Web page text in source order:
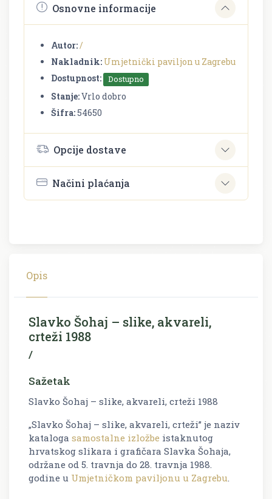
Osnovne informacije
Autor:/
Nakladnik: Umjetnički paviljon u Zagrebu
Dostupnost:
Dostupno
Stanje:Vrlo dobro
Šifra:54650
Opcije dostave
Načini plaćanja
Opis
Slavko Šohaj – slike, akvareli,
crteži 1988
/
Sažetak
Slavko Šohaj – slike, akvareli, crteži 1988
„Slavko Šohaj – slike, akvareli, crteži” je naziv
kataloga samostalne izložbe istaknutog
hrvatskog slikara i grafičara Slavka Šohaja,
održane od 5. travnja do 28. travnja 1988.
godine u Umjetničkom paviljonu u Zagrebu